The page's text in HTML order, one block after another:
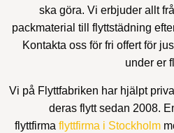
ska göra. Vi erbjuder allt
packmaterial till flyttstädning
Kontakta oss för fri offert för
under er
Vi på Flyttfabriken har hjälpt
deras flytt sedan 2008.
flyttfirma flyttfirma i Stockholm